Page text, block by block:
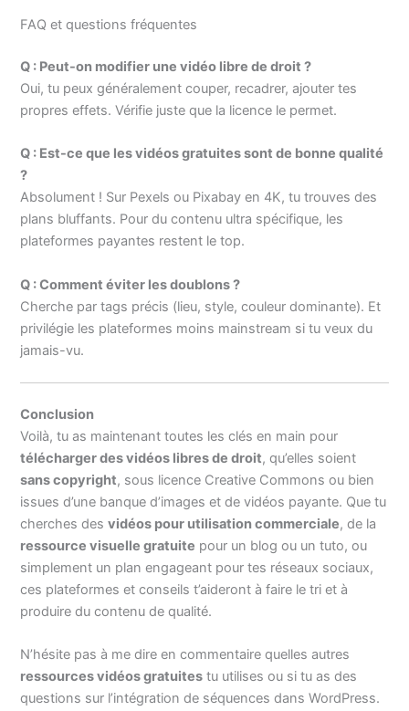
FAQ et questions fréquentes
Q : Peut-on modifier une vidéo libre de droit ?
Oui, tu peux généralement couper, recadrer, ajouter tes
propres effets. Vérifie juste que la licence le permet.
Q : Est-ce que les vidéos gratuites sont de bonne qualité
?
Absolument ! Sur Pexels ou Pixabay en 4K, tu trouves des
plans bluffants. Pour du contenu ultra spécifique, les
plateformes payantes restent le top.
Q : Comment éviter les doublons ?
Cherche par tags précis (lieu, style, couleur dominante). Et
privilégie les plateformes moins mainstream si tu veux du
jamais-vu.
Conclusion
Voilà, tu as maintenant toutes les clés en main pour
télécharger des vidéos libres de droit, qu’elles soient
sans copyright, sous licence Creative Commons ou bien
issues d’une banque d’images et de vidéos payante. Que tu
cherches desvidéos pour utilisation commerciale, de la
ressource visuelle gratuite pour un blog ou un tuto, ou
simplement un plan engageant pour tes réseaux sociaux,
ces plateformes et conseils t’aideront à faire le tri et à
produire du contenu de qualité.
N’hésite pas à me dire en commentaire quelles autres
ressources vidéos gratuites tu utilises ou si tu as des
questions sur l’intégration de séquences dans WordPress.